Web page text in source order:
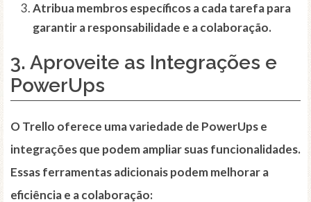
Atribua membros específicos a cada tarefa para
garantir a responsabilidade e a colaboração.
3. Aproveite as Integrações e
PowerUps
O Trello oferece uma variedade de PowerUpse
integrações que podem ampliar suas funcionalidades.
Essas ferramentas adicionais podem melhorar a
eficiência e a colaboração: